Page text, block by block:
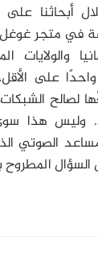
أبحاثنا على
في متجر
والولايات
على
لصالح الشبكات
وليس هذا
الصوتي
السؤال